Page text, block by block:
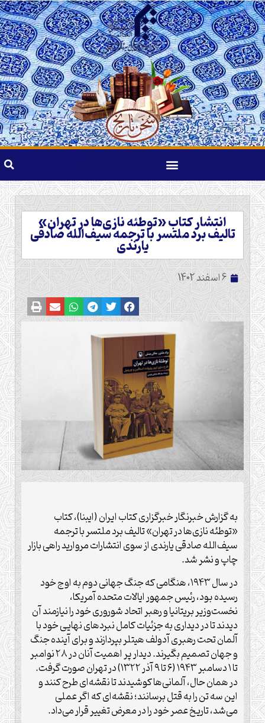
انتشار کتاب «توطئه نازی‌ها در تهران»
تالیف برد ملتسر با ترجمه سیف‌الله صادقی
یارندی
6 اسفند 1402
به گزارش خبرنگار خبرگزاری کتاب ایران (ایبنا)، کتاب
«توطئه نازی‌ها در تهران» تالیف برد ملتسر با ترجمه
سیف‌الله صادقی یارندی از سوی انتشارات مروارید راهی بازار
چاپ و نشر شد.
در سال ۱۹۴۳، هنگامی که جنگ جهانی دوم به اوج خود
رسیده بود، رئیس جمهور ایالات متحده آمریکا،
نخست‌وزیر بریتانیا و رهبر اتحاد شوروری خود را نیازمند آن
دیدند تا در دیداری به جزئیات کامل نبردهای نهایی خود با
آلمان تحت رهبری آدولف هیتلر بپردازند و برای آینده جنگ
و جهان تصمیم بگیرند. دیدار پر اهمیت آنان در ۲۸ نوامبر
تا ۱ دسامبر ۱۹۴۳ (۶ تا ۹ آذر ۱۳۲۲) در تهران صورت گرفت.
در همان حال، آلمانی‌ها کوشیدند تا نقشه‌ای طرح کنند و
این سه تن را به قتل برسانند؛ نقشه‌ای که اگر عملی
می‌شد، تاریخ عصر خود را در معرض تغییر قرار می‌داد.